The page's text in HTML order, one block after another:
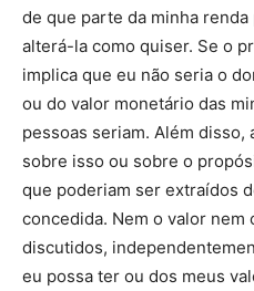
de que parte da minha
alterá-la como quiser. Se o
implica que eu não seria o
ou do valor monetário das
pessoas seriam. Além disso,
sobre isso ou sobre o
que poderiam ser extraídos
concedida. Nem o valor nem
discutidos,
eu possa ter ou dos meus